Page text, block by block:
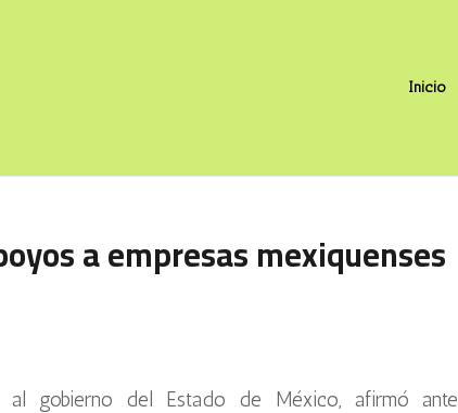
Inicio
a empresas mexiquenses
al gobierno del Estado de México, afirmó ante